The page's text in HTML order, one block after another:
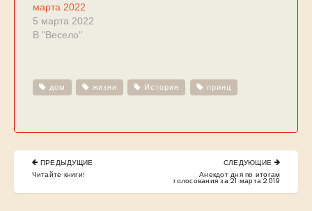
марта 2022
5 марта 2022
В "Весело"
дом жизни История принц
Навигация
записям
ПРЕДЫДУЩИЕ
PREVIOUS
POST:
Читайте книги!
СЛЕДУЮЩИЕ
POST:
Анекдот дня по итогам
голосования за 21 марта 2019